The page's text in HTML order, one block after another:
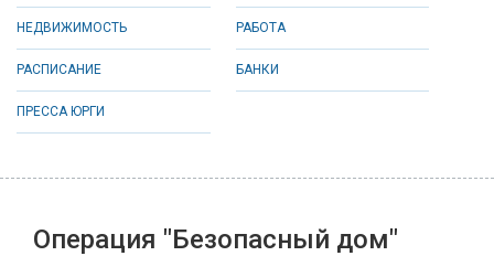
НЕДВИЖИМОСТЬ РАБОТА
РАСПИСАНИЕ БАНКИ
ПРЕССА ЮРГИ
Операция "Безопасный дом"